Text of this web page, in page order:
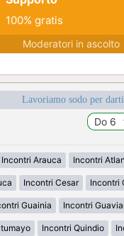
100% gratis
Moderatori in ascolto
Lavoriamo sodo per
Incontri Arauca Incontri
Incontri Cesar Incontri
Guainia Incontri
Incontri Quindio